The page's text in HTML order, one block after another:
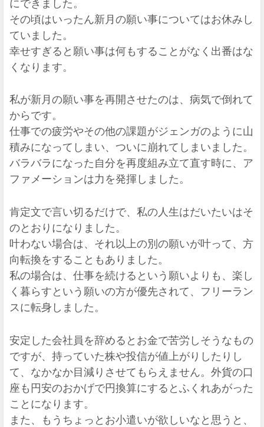
にできました。
その頃はいったん新月の願い事についてはお休みし
ていました。
幸せすぎると願い事は何もすることがなく出番はな
くなります。
私が新月の願い事を再開させたのは、病気で倒れて
からです。
仕事での疲労やその他の課題がジェンガのように山
積みになってしまい、ついに崩れてしまいました。
バラバラになった自分を再度組み立て直す時に、ア
ファメーションは力を発揮しました。
肯定文で言い切るだけで、私の人生はだいたいはそ
のとおりになりました。
叶わない場合は、それ以上の別の願いが叶って、方
向転換をすることもありました。
私の場合は、仕事を続けるという願いよりも、楽し
く暮らすという願いの方が優先されて、フリーラン
スに転身しました。
安定した会社員を辞めるとお金で苦労しそうなもの
ですが、持っていた株や投信が値上がりしたりし
て、なかなか目減りさせてもらえません。外貨の口
座も円安のおかげで円換算にするとふくれあがった
ことになります。
また、もうちょっとお小遣いが欲しいなと思うと、